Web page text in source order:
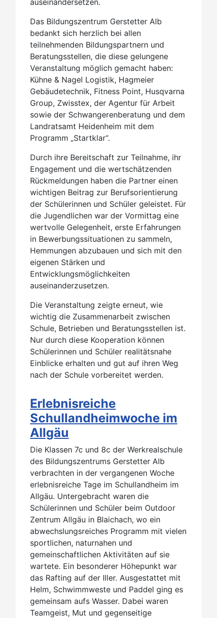
Das Bildungszentrum Gerstetter Alb
bedankt sich herzlich bei allen
teilnehmenden Bildungspartnern und
Beratungsstellen, die diese gelungene
Veranstaltung möglich gemacht haben:
Kühne & Nagel Logistik, Hagmeier
Gebäudetechnik, Fitness Point, Husqvarna
Group, Zwisstex, der Agentur für Arbeit
sowie der Schwangerenberatung und dem
Landratsamt Heidenheim mit dem
Programm „Startklar“.
Durch ihre Bereitschaft zur Teilnahme, ihr
Engagement und die wertschätzenden
Rückmeldungen haben die Partner einen
wichtigen Beitrag zur Berufsorientierung
der Schülerinnen und Schüler geleistet. Für
die Jugendlichen war der Vormittag eine
wertvolle Gelegenheit, erste Erfahrungen
in Bewerbungssituationen zu sammeln,
Hemmungen abzubauen und sich mit den
eigenen Stärken und
Entwicklungsmöglichkeiten
auseinanderzusetzen.
Die Veranstaltung zeigte erneut, wie
wichtig die Zusammenarbeit zwischen
Schule, Betrieben und Beratungsstellen ist.
Nur durch diese Kooperation können
Schülerinnen und Schüler realitätsnahe
Einblicke erhalten und gut auf ihren Weg
nach der Schule vorbereitet werden.
Erlebnisreiche
Schullandheimwoche im
Allgäu
Die Klassen 7c und 8c der Werkrealschule
des Bildungszentrums Gerstetter Alb
verbrachten in der vergangenen Woche
erlebnisreiche Tage im Schullandheim im
Allgäu. Untergebracht waren die
Schülerinnen und Schüler beim Outdoor
Zentrum Allgäu in Blaichach, wo ein
abwechslungsreiches Programm mit vielen
sportlichen, naturnahen und
gemeinschaftlichen Aktivitäten auf sie
wartete. Ein besonderer Höhepunkt war
das Rafting auf der Iller. Ausgestattet mit
Helm, Schwimmweste und Paddel ging es
gemeinsam aufs Wasser. Dabei waren
Teamgeist, Mut und gegenseitige